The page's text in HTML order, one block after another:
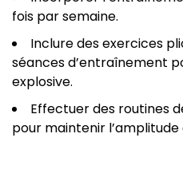
fois par semaine.
Inclure des exercices
séances d’entraînement
explosive.
Effectuer des routines
pour maintenir